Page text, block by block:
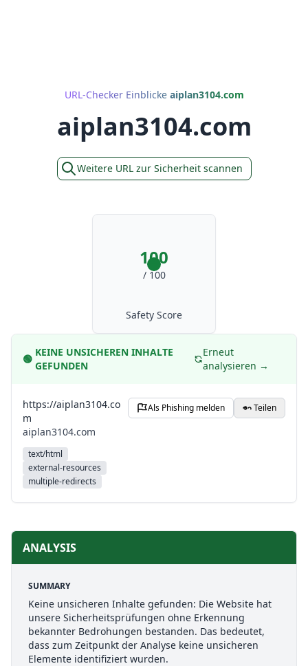
URL-Checker Einblicke aiplan3104.com
aiplan3104.com
Weitere URL zur Sicherheit scannen
100
/ 100
Safety Score
🟢
KEINE UNSICHEREN INHALTE
GEFUNDEN
Erneut
analysieren →
https://aiplan3104.co
m
aiplan3104.com
text/html
external-resources
multiple-redirects
Als Phishing melden Teilen
ANALYSIS
SUMMARY
Keine unsicheren Inhalte gefunden: Die Website hat
unsere Sicherheitsprüfungen ohne Erkennung
bekannter Bedrohungen bestanden. Das bedeutet,
dass zum Zeitpunkt der Analyse keine unsicheren
Elemente identifiziert wurden.